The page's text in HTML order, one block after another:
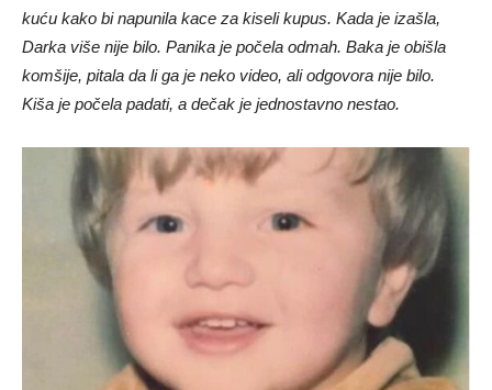
kuću kako bi napunila kace za kiseli kupus. Kada je izašla,
Darka više nije bilo. Panika je počela odmah. Baka je obišla
komšije, pitala da li ga je neko video, ali odgovora nije bilo.
Kiša je počela padati, a dečak je jednostavno nestao.